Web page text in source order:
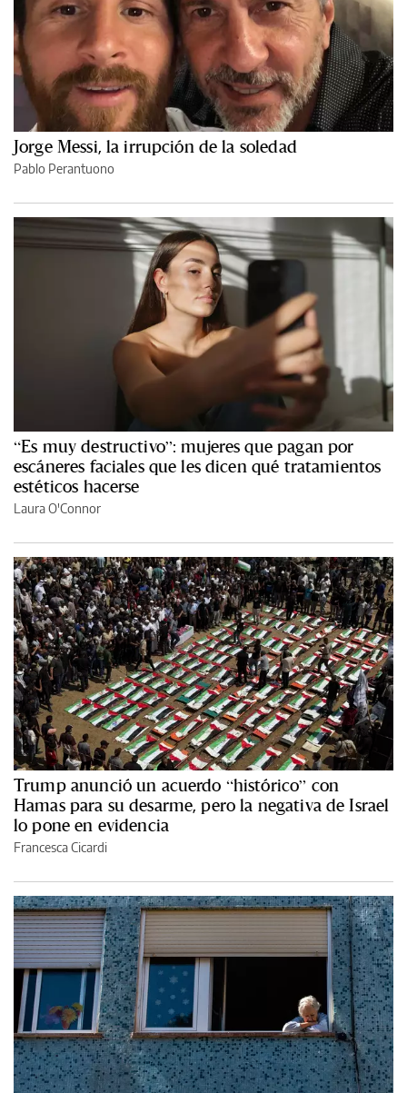
Jorge Messi, la irrupción de la soledad
Pablo Perantuono
“Es muy destructivo”: mujeres que pagan por
escáneres faciales que les dicen qué tratamientos
estéticos hacerse
Laura O'Connor
Trump anunció un acuerdo “histórico” con
Hamas para su desarme, pero la negativa de Israel
lo pone en evidencia
Francesca Cicardi